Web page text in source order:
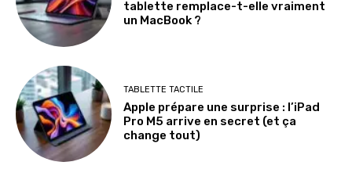
tablette remplace-t-elle vraiment
un MacBook ?
TABLETTE TACTILE
Apple prépare une surprise : l’iPad
Pro M5 arrive en secret (et ça
change tout)